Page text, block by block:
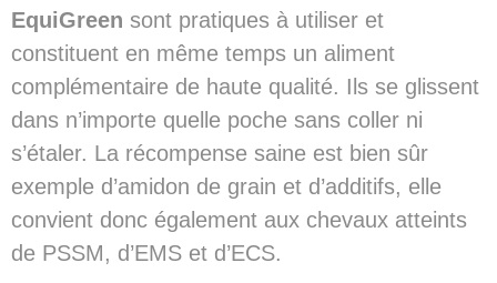
EquiGreen sont pratiques à utiliser et
constituent en même temps un aliment
complémentaire de haute qualité. Ils se glissent
dans n’importe quelle poche sans coller ni
s’étaler. La récompense saine est bien sûr
exemple d’amidon de grain et d’additifs, elle
convient donc également aux chevaux atteints
de PSSM, d’EMS et d’ECS.